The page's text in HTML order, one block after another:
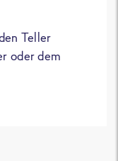
Teller
oder dem